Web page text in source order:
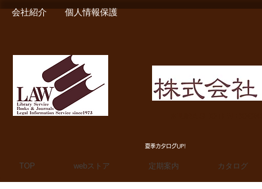
会社紹介 個人情報保護
夏季カタログUP!
TOP webストア 定期案内 カタログ